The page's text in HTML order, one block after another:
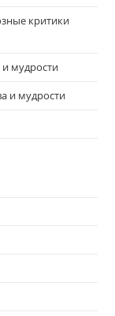
критики
и мудрости
и мудрости